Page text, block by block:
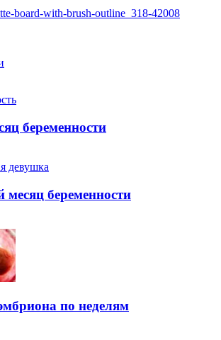
беременности
месяц беременности
по неделям